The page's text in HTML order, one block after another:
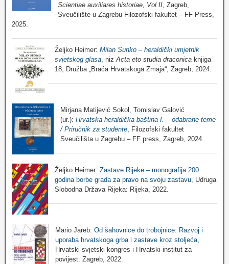
Scientiae auxiliares historiae, Vol II, Zagreb,
Sveučilište u Zagrebu Filozofski fakultet – FF Press,
2025.
Željko Heimer: Milan Sunko – heraldički umjetnik
svjetskog glasa , niz Acta eto studia draconica knjiga
18, Družba „Braća Hrvatskoga Zmaja“, Zagreb, 2024.
Mirjana Matijević Sokol, Tomislav Galović
(ur.): Hrvatska heraldička baština I. – odabrane teme
/ Priručnik za studente, Filozofski fakultet
Sveučilišta u Zagrebu – FF press, Zagreb, 2024.
Željko Heimer: Zastave Rijeke – monografija 200
godina borbe grada za pravo na svoju zastavu, Udruga
Slobodna Država Rijeka: Rijeka, 2022.
Mario Jareb: Od šahovnice do trobojnice: Razvoj i
uporaba hrvatskoga grba i zastave kroz stoljeća,
Hrvatski svjetski kongres i Hrvatski institut za
povijest: Zagreb, 2022.